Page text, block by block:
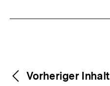
Weitere
Content-
Navigation
Vorheriger Inhalt